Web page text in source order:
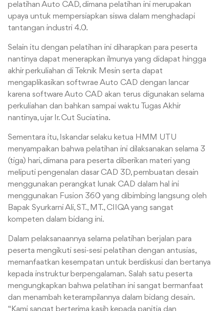
pelatihan Auto CAD, dimana pelatihan ini merupakan
upaya untuk mempersiapkan siswa dalam menghadapi
tantangan industri 4.0.
Selain itu dengan pelatihan ini diharapkan para peserta
nantinya dapat menerapkan ilmunya yang didapat hingga
akhir perkuliahan di Teknik Mesin serta dapat
mengaplikasikan softwrae Auto CAD dengan lancar
karena software Auto CAD akan terus digunakan selama
perkuliahan dan bahkan sampai waktu Tugas Akhir
nantinya, ujar Ir. Cut Suciatina.
Sementara itu, Iskandar selaku ketua HMM UTU
menyampaikan bahwa pelatihan ini dilaksanakan selama 3
(tiga) hari, dimana para peserta diberikan materi yang
meliputi pengenalan dasar CAD 3D, pembuatan desain
menggunakan perangkat lunak CAD dalam hal ini
menggunakan Fusion 360 yang dibimbing langsung oleh
Bapak Syurkarni Ali, ST., MT., CIIQA yang sangat
kompeten dalam bidang ini.
Dalam pelaksanaannya selama pelatihan berjalan para
peserta mengikuti sesi-sesi pelatihan dengan antusias,
memanfaatkan kesempatan untuk berdiskusi dan bertanya
kepada instruktur berpengalaman. Salah satu peserta
mengungkapkan bahwa pelatihan ini sangat bermanfaat
dan menambah keterampilannya dalam bidang desain.